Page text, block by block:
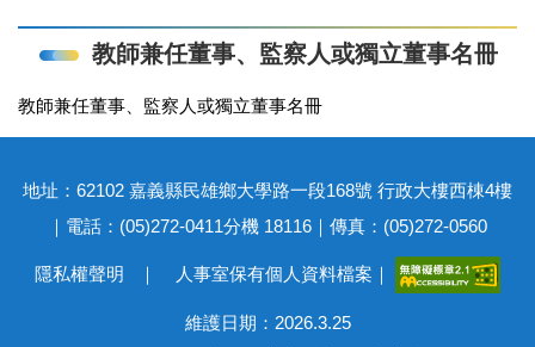
教師兼任董事、監察人或獨立董事名冊
教師兼任董事、監察人或獨立董事名冊
地址：62102 嘉義縣民雄鄉大學路一段168號 行政大樓西棟4樓
｜電話：(05)272-0411分機 18116｜傳真：(05)272-0560
隱私權聲明 ｜ 人事室保有個人資料檔案 ｜
維護日期：2026.3.25